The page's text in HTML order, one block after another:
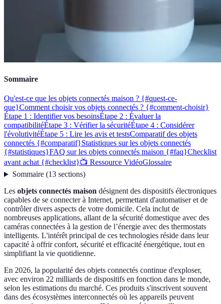
Sommaire
Qu'est-ce que les objets connectés maison ? {#quest-ce-
que}Comment choisir vos objets connectés ? {#comment-choisir}
Étape 1 : Identifier vos besoinsÉtape 2 : Évaluer la
compatibilitéÉtape 3 : Vérifier la sécuritéÉtape 4 : Considérer
l'évolutivitéÉtape 5 : Lire les avis et testsComparatif des objets
connectés {#comparatif}Statistiques sur les objets connectés
{#statistiques}FAQ sur les objets connectés maison {#faq}Checklist
avant achat {#checklist}📺 Ressource VidéoGlossaire
Sommaire(13 sections)
Les objets connectés maison désignent des dispositifs électroniques
capables de se connecter à Internet, permettant d'automatiser et de
contrôler divers aspects de votre domicile. Cela inclut de
nombreuses applications, allant de la sécurité domestique avec des
caméras connectées à la gestion de l’énergie avec des thermostats
intelligents. L'intérêt principal de ces technologies réside dans leur
capacité à offrir confort, sécurité et efficacité énergétique, tout en
simplifiant la vie quotidienne.
En 2026, la popularité des objets connectés continue d'exploser,
avec environ 22 milliards de dispositifs en fonction dans le monde,
selon les estimations du marché. Ces produits s'inscrivent souvent
dans des écosystèmes interconnectés où les appareils peuvent